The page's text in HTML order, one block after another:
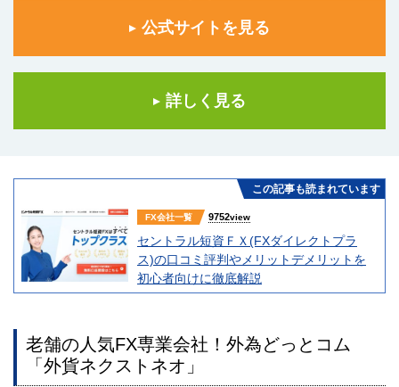
公式サイトを見る
詳しく見る
この記事も読まれています
FX会社一覧 9752view
セントラル短資ＦＸ(FXダイレクトプラ
ス)の口コミ評判やメリットデメリットを
初心者向けに徹底解説
老舗の人気FX専業会社！外為どっとコム
「外貨ネクストネオ」